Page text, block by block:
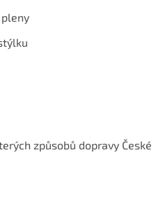
způsobů dopravy České